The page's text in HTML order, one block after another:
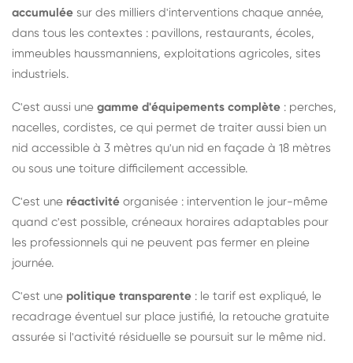
accumulée sur des milliers d'interventions chaque année,
dans tous les contextes : pavillons, restaurants, écoles,
immeubles haussmanniens, exploitations agricoles, sites
industriels.
C'est aussi une gamme d'équipements complète : perches,
nacelles, cordistes, ce qui permet de traiter aussi bien un
nid accessible à 3 mètres qu'un nid en façade à 18 mètres
ou sous une toiture difficilement accessible.
C'est une réactivité organisée : intervention le jour-même
quand c'est possible, créneaux horaires adaptables pour
les professionnels qui ne peuvent pas fermer en pleine
journée.
C'est une politique transparente : le tarif est expliqué, le
recadrage éventuel sur place justifié, la retouche gratuite
assurée si l'activité résiduelle se poursuit sur le même nid.